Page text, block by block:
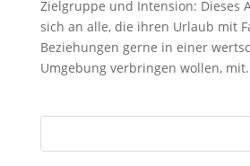
Zielgruppe und Intension: Dieses
sich an alle, die ihren Urlaub mit
Beziehungen gerne in einer
Umgebung verbringen wollen,